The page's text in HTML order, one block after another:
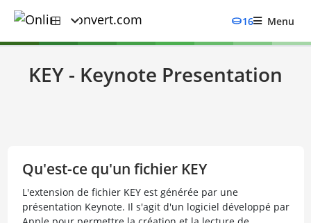
16 Menu
KEY - Keynote Presentation
Qu'est-ce qu'un fichier KEY
L'extension de fichier KEY est générée par une
présentation Keynote. Il s'agit d'un logiciel développé par